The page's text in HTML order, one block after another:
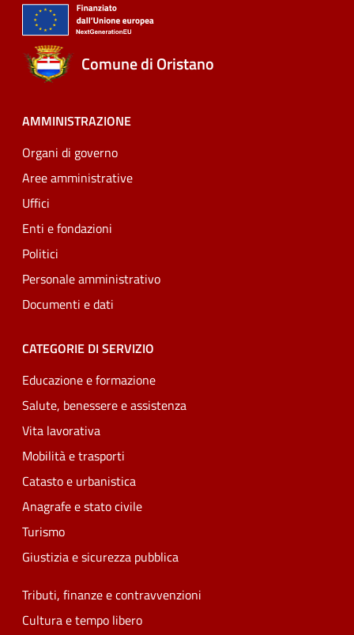
Comune di Oristano
AMMINISTRAZIONE
Organi di governo
Aree amministrative
Uffici
Enti e fondazioni
Politici
Personale amministrativo
Documenti e dati
CATEGORIE DI SERVIZIO
Educazione e formazione
Salute, benessere e assistenza
Vita lavorativa
Mobilità e trasporti
Catasto e urbanistica
Anagrafe e stato civile
Turismo
Giustizia e sicurezza pubblica
Tributi, finanze e contravvenzioni
Cultura e tempo libero